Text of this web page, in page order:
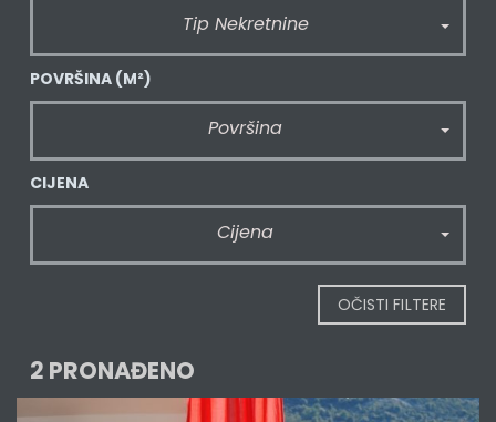
Tip Nekretnine
POVRŠINA (M²)
Površina
CIJENA
Cijena
OČISTI FILTERE
2 PRONAĐENO